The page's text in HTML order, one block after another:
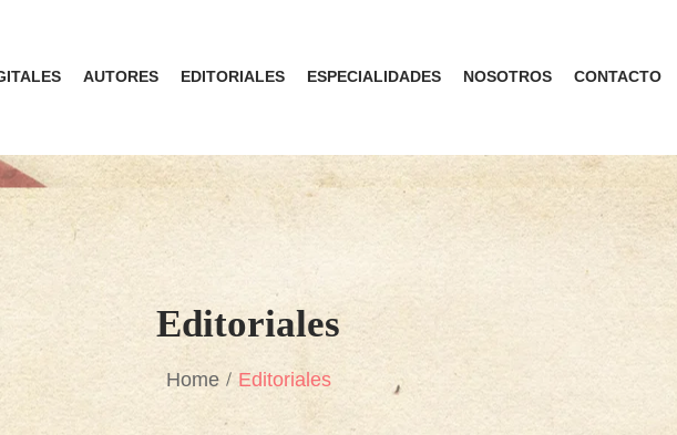
AUTORES EDITORIALES ESPECIALIDADES NOSOTROS CONTACTO
Editoriales
Home Editoriales